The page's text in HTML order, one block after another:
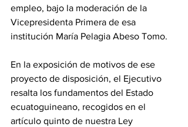
empleo, bajo la moderación de la
Vicepresidenta Primera de esa
institución María Pelagia Abeso Tomo.
‎En la exposición de motivos de ese
proyecto de disposición, el Ejecutivo
resalta los fundamentos del Estado
ecuatoguineano, recogidos en el
artículo quinto de nuestra Ley